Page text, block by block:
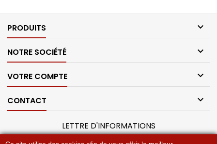
PRODUITS 
NOTRE SOCIÉTÉ 
VOTRE COMPTE 
CONTACT 
LETTRE D'INFORMATIONS